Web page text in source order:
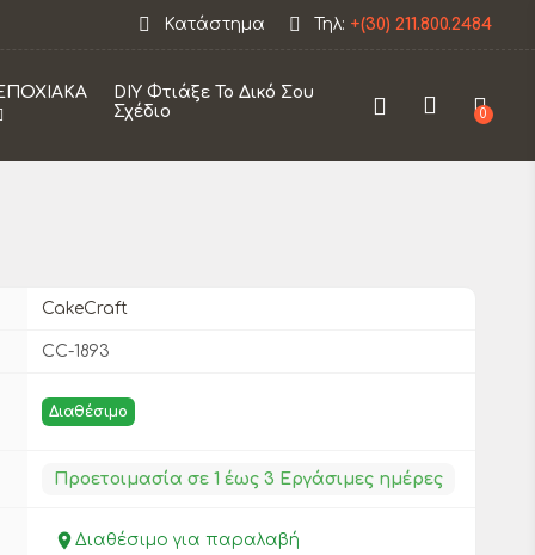
Η εταιρεία θα παραμείνει κλειστεί από 12/08 εως
Κατάστημα Τηλ: +(30) 211.800.2484
DIY Φτιάξε Το Δικό Σου
Σχέδιο
0
CakeCraft
CC-1893
Διαθέσιμο
Προετοιμασία σε 1 έως 3 Εργάσιμες ημέρες
place Διαθέσιμο για παραλαβή